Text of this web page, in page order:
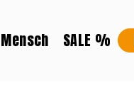
Mensch SALE %